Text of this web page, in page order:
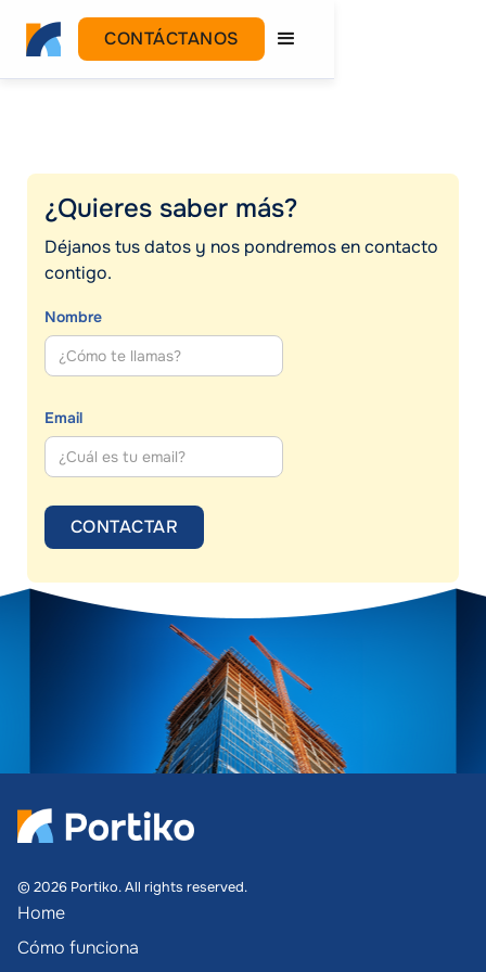
CONTÁCTANOS
¿Quieres saber más?
Déjanos tus datos y nos pondremos en contacto
contigo.
Nombre
Email
© 2026 Portiko. All rights reserved.
Home
Cómo funciona